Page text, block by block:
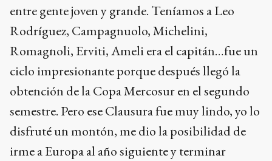
entre gente joven y grande. Teníamos a Leo
Rodríguez, Campagnuolo, Michelini,
Romagnoli, Erviti, Ameli era el capitán…fue un
ciclo impresionante porque después llegó la
obtención de la Copa Mercosur en el segundo
semestre. Pero ese Clausura fue muy lindo, yo lo
disfruté un montón, me dio la posibilidad de
irme a Europa al año siguiente y terminar